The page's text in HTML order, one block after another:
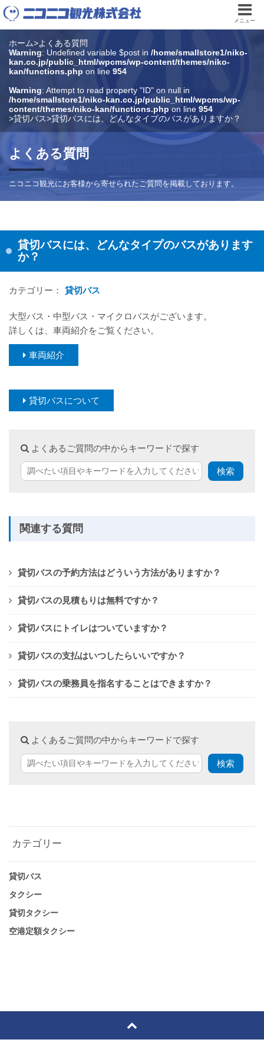
メニュー
ホーム>よくある質問
Warning: Undefined variable $post in /home/smallstore1/niko-
kan.co.jp/public_html/wpcms/wp-content/themes/niko-
kan/functions.php on line 954
Warning: Attempt to read property "ID" on null in
/home/smallstore1/niko-kan.co.jp/public_html/wpcms/wp-
content/themes/niko-kan/functions.php on line 954
>貸切バス>貸切バスには、どんなタイプのバスがありますか？
よくある質問
ニコニコ観光にお客様から寄せられたご質問を掲載しております。
貸切バスには、どんなタイプのバスがあります
か？
カテゴリー： 貸切バス
大型バス・中型バス・マイクロバスがございます。
詳しくは、車両紹介をご覧ください。
車両紹介
貸切バスについて
よくあるご質問の中からキーワードで探す
関連する質問
貸切バスの予約方法はどういう方法がありますか？
貸切バスの見積もりは無料ですか？
貸切バスにトイレはついていますか？
貸切バスの支払はいつしたらいいですか？
貸切バスの乗務員を指名することはできますか？
よくあるご質問の中からキーワードで探す
カテゴリー
貸切バス
タクシー
貸切タクシー
空港定額タクシー